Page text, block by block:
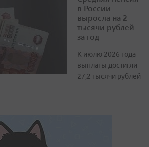
в России
выросла на 2
тысячи рублей
за год
К июлю 2026 года
выплаты достигли
27,2 тысячи рублей